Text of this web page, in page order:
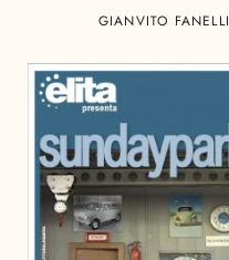
GIANVITO FANELLI